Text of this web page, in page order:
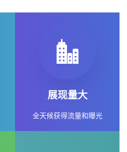
展现量大
全天候获得流量和曝光